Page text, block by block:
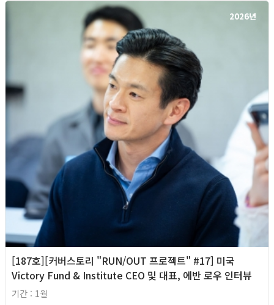
2026년
[187호][커버스토리 "RUN/OUT 프로젝트" #17] 미국
Victory Fund & Institute CEO 및 대표, 에반 로우 인터뷰
기간 : 1월